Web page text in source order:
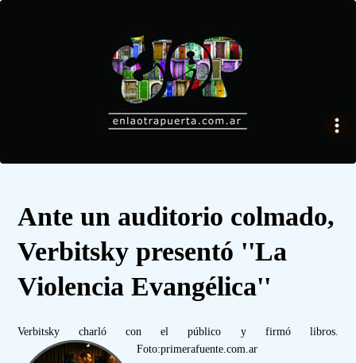
Ante un auditorio colmado,
Verbitsky presentó ''La
Violencia Evangélica''
Verbitsky charló con el público y firmó libros.
Foto:primerafuente.com.ar